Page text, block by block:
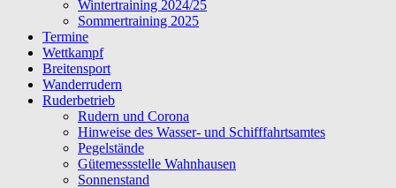
Wintertraining 2024/25
Sommertraining 2025
Termine
Wettkampf
Breitensport
Wanderrudern
Ruderbetrieb
Rudern und Corona
Hinweise des Wasser- und Schifffahrtsamtes
Pegelstände
Gütemessstelle Wahnhausen
Sonnenstand